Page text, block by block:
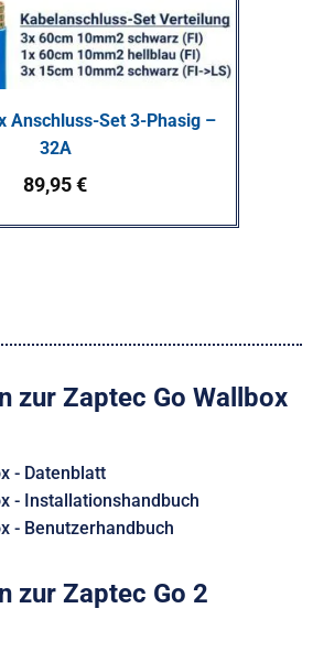
Anschluss-Set 3-Phasig –
32A
89,95€
zur Zaptec Go Wallbox
- Datenblatt
- Installationshandbuch
- Benutzerhandbuch
zur Zaptec Go 2